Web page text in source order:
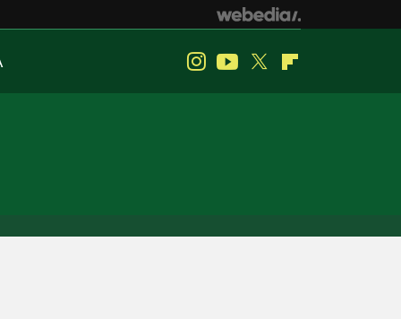
InstagramYoutube
Twitter